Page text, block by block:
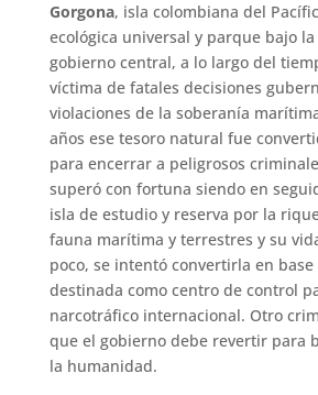
Gorgona, isla colombiana del
ecológica universal y parque bajo
gobierno central, a lo largo del
víctima de fatales decisiones
violaciones de la soberanía
años ese tesoro natural fue
para encerrar a peligrosos
superó con fortuna siendo en
isla de estudio y reserva por la
fauna marítima y terrestres y su
poco, se intentó convertirla en
destinada como centro de control
narcotráfico internacional. Otro
que el gobierno debe revertir para
la humanidad.